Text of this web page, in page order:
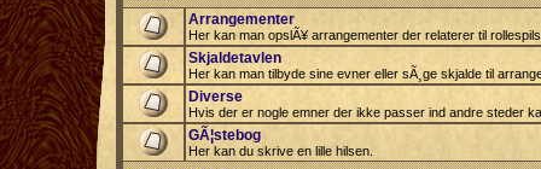
Arrangementer
Her kan man opslÃ¥ arrangementer der relaterer til
Skjaldetavlen
Her kan man tilbyde sine evner eller sÃ¸ge skjalde til
Diverse
Hvis der er nogle emner der ikke passer ind andre steder
GÃ¦stebog
Her kan du skrive en lille hilsen.